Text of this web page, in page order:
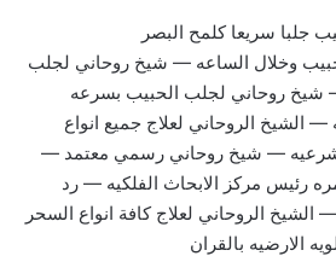
جلبا سريعا كلمح البصر
وخلال الساعه — شيخ روحاني لجلب
شيخ روحاني لجلب الحبيب بسرعه
الروحاني لعلاج جميع انواع
الشرعيه — شيخ روحاني رسمي معتمد —
رئيس مركز الابحاث الفلكيه — رد
الروحاني لعلاج كافة انواع السحر
الارضيه بالقران